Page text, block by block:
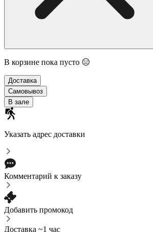
В корзине пока пусто 😑
Доставка
Самовывоз
В зале
Указать адрес доставки
Комментарий к заказу
Добавить промокод
Доставка ~1 час